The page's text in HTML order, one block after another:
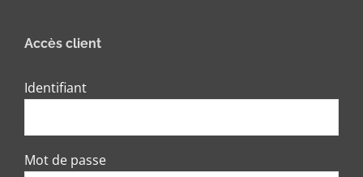
Accès client
Identifiant
Mot de passe